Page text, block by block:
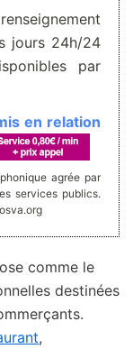
jours 24h/24
par
en relation
agrée par
services publics.
comme le
destinées
,